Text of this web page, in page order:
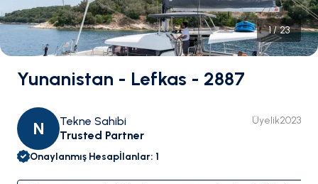
1/23
Yunanistan - Lefkas - 2887
N
Tekne Sahibi
Trusted Partner
Üyelik2023
Onaylanmış Hesapİlanlar: 1